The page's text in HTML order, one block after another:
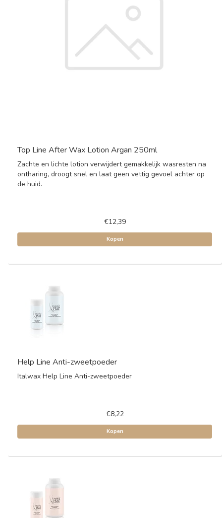
Top Line After Wax Lotion Argan 250ml
Zachte en lichte lotion verwijdert gemakkelijk wasresten na
ontharing, droogt snel en laat geen vettig gevoel achter op
de huid.
€12,39
Kopen
Help Line Anti-zweetpoeder
Italwax Help Line Anti-zweetpoeder
€8,22
Kopen